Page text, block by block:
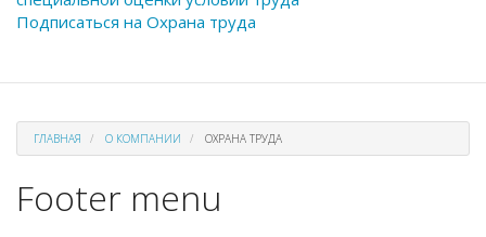
Подписаться на Охрана труда
ГЛАВНАЯ О КОМПАНИИ ОХРАНА ТРУДА
Footer menu